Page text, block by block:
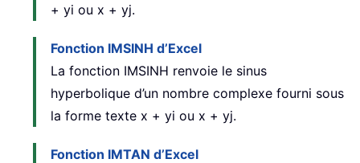
+ yi ou x + yj.
Fonction IMSINH d’Excel
La fonction IMSINH renvoie le sinus
hyperbolique d’un nombre complexe fourni sous
la forme texte x + yi ou x + yj.
Fonction IMTAN d’Excel